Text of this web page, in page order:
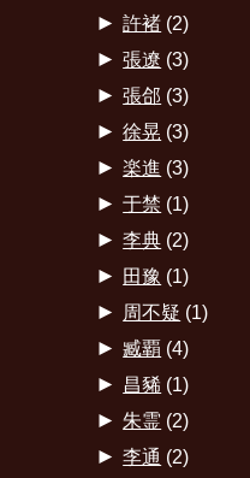
► 許褚 (2)
► 張遼 (3)
► 張郃 (3)
► 徐晃 (3)
► 楽進 (3)
► 于禁 (1)
► 李典 (2)
► 田豫 (1)
► 周不疑 (1)
► 臧覇 (4)
► 昌豨 (1)
► 朱霊 (2)
► 李通 (2)